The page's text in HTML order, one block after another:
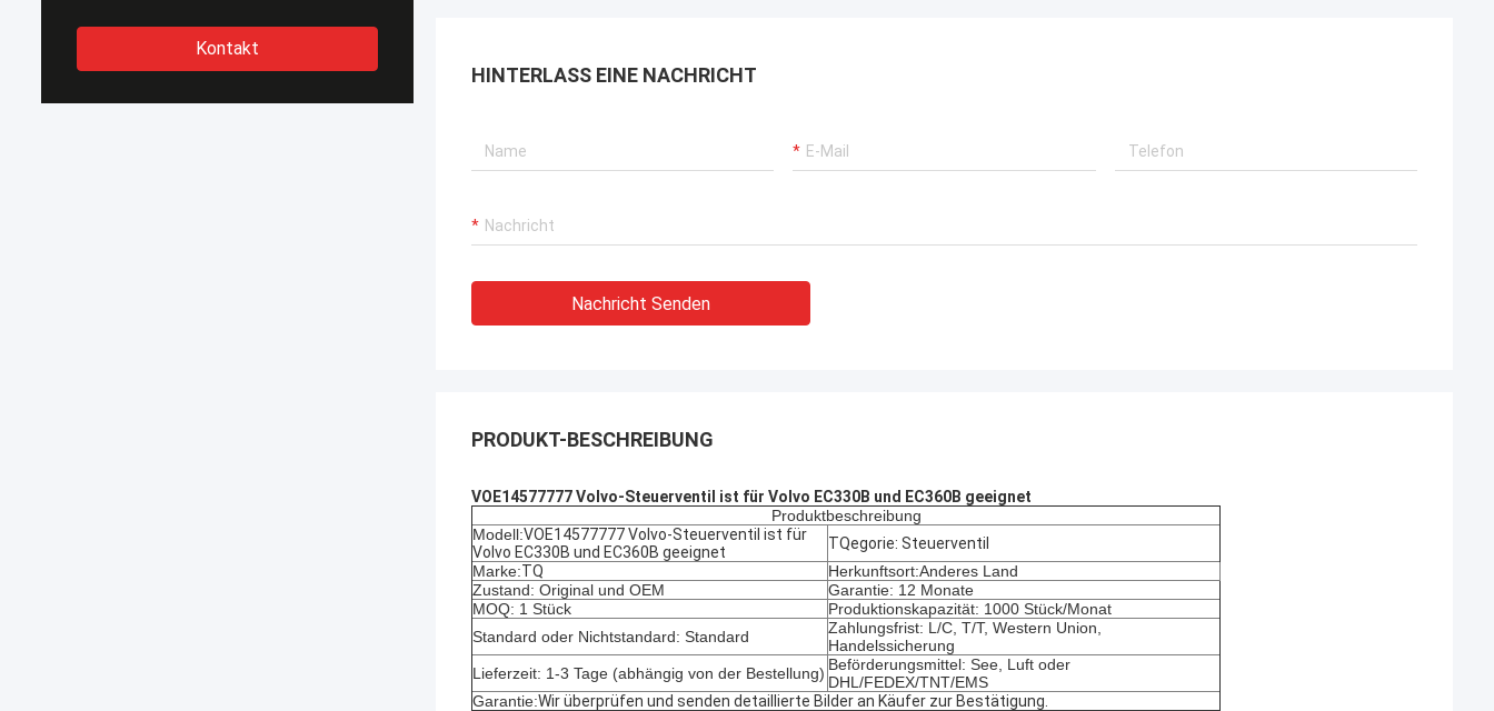
Kontakt
HINTERLASS EINE NACHRICHT
Nachricht Senden
PRODUKT-BESCHREIBUNG
VOE14577777 Volvo-Steuerventil ist für Volvo EC330B und EC360B geeignet
Produktbeschreibung
Modell:VOE14577777 Volvo-Steuerventil ist für
Volvo EC330B und EC360B geeignet
TQegorie: Steuerventil
Marke:TQ
Herkunftsort:Anderes Land
Zustand: Original und OEM
Garantie: 12 Monate
MOQ: 1 Stück
Produktionskapazität: 1000 Stück/Monat
Standard oder Nichtstandard: Standard
Zahlungsfrist: L/C, T/T, Western Union,
Handelssicherung
Lieferzeit: 1-3 Tage (abhängig von der Bestellung) Beförderungsmittel: See, Luft oder
DHL/FEDEX/TNT/EMS
Garantie:Wir überprüfen und senden detaillierte Bilder an Käufer zur Bestätigung.